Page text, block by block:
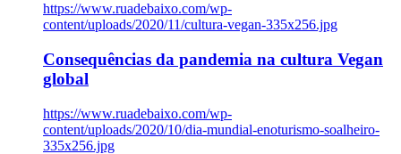
https://www.ruadebaixo.com/wp-
content/uploads/2020/11/cultura-vegan-335x256.jpg
Consequências da pandemia na cultura Vegan
global
https://www.ruadebaixo.com/wp-
content/uploads/2020/10/dia-mundial-enoturismo-soalheiro-
335x256.jpg